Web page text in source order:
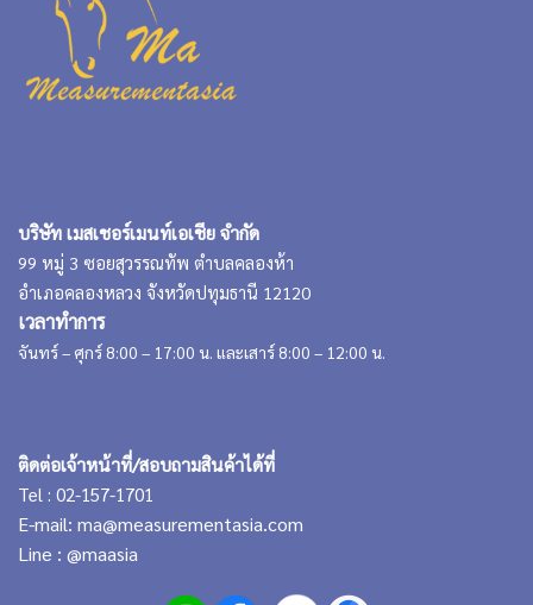
บริษัท เมสเชอร์เมนท์เอเชีย จำกัด
99 หมู่ 3 ซอยสุวรรณทัพ ตำบลคลองห้า
อำเภอคลองหลวง จังหวัดปทุมธานี 12120
เวลาทำการ
จันทร์ – ศุกร์ 8:00 – 17:00 น. และเสาร์ 8:00 – 12:00 น.
ติดต่อเจ้าหน้าที่/สอบถามสินค้าได้ที่
Tel : 02-157-1701
E-mail: ma@measurementasia.com
Line : @maasia